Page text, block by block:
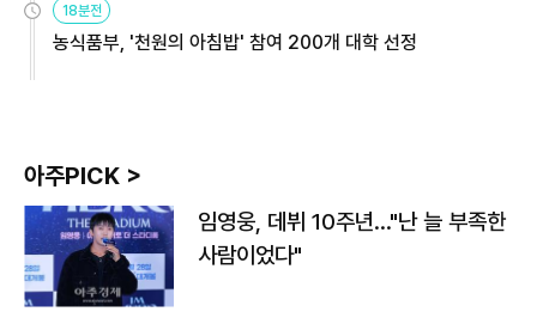
18분전
농식품부, '천원의 아침밥' 참여 200개 대학 선정
아주PICK >
임영웅, 데뷔 10주년…"난 늘 부족한
사람이었다"